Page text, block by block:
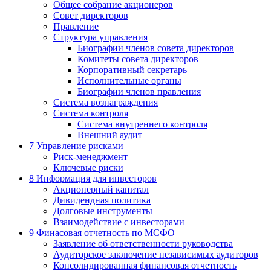
Общее собрание акционеров
Совет директоров
Правление
Структура управления
Биографии членов совета директоров
Комитеты совета директоров
Корпоративный секретарь
Исполнительные органы
Биографии членов правления
Система вознаграждения
Система контроля
Система внутреннего контроля
Внешний аудит
7 Управление рисками
Риск-менеджмент
Ключевые риски
8 Информация для инвесторов
Акционерный капитал
Дивидендная политика
Долговые инструменты
Взаимодействие с инвеcторами
9 Финасовая отчетность по МСФО
Заявление об ответственности руководства
Аудиторское заключение независимых аудиторов
Консолидированная финансовая отчетность